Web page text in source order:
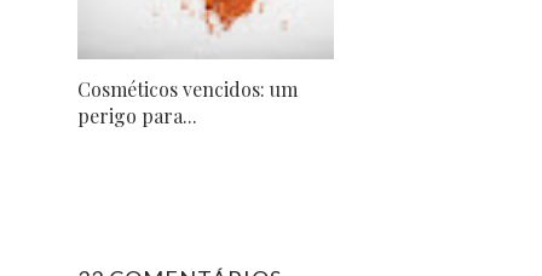
Cosméticos vencidos: um
perigo para...